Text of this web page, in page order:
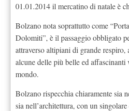
01.01.2014 il mercatino di natale è
Bolzano nota soprattutto come
Dolomiti”, è il passaggio obbligato
attraverso altipiani di grande respiro,
alcune delle più belle ed affascinanti
mondo.
Bolzano rispecchia chiaramente sia
sia nell’architettura, con un